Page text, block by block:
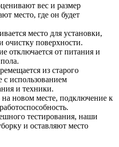
вес и размер
место, где он будет
место для установки,
очистку поверхности.
отключается от питания и
из старого
с использованием
и техники.
новом месте, подключение к
тестирования, наши
и оставляют место